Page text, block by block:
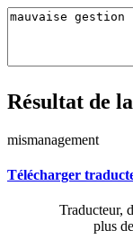
Résultat de
mismanagement
Télécharger
Traducteur,
plus